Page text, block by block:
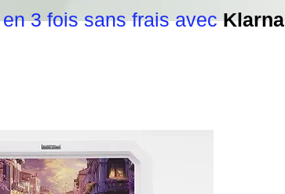
3 fois sans frais avecKlarna